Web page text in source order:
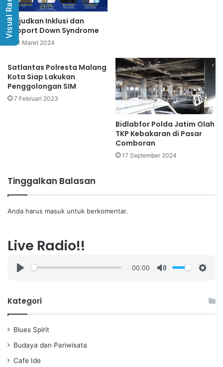
Wujudkan Inklusi dan
Support Down Syndrome
21 Maret 2024
Satlantas Polresta Malang
Kota Siap Lakukan
Penggolongan SIM
7 Februari 2023
Bidlabfor Polda Jatim Olah
TKP Kebakaran di Pasar
Comboran
17 September 2024
Tinggalkan Balasan
Anda harus masuk untuk berkomentar.
Live Radio!!
a
00:00
Kategori
Blues Spirit
Budaya dan Pariwisata
Cafe Ide
Visual Radio